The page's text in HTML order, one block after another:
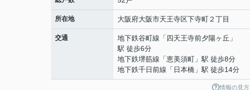
所在地 大阪府大阪市天王寺区下寺町２丁目
交通 地下鉄谷町線 「四天王寺前夕陽ヶ丘 」
駅 徒歩6分
地下鉄堺筋線 「恵美須町 」駅 徒歩8分
地下鉄千日前線 「 日本橋 」駅 徒歩14分
情報の見方